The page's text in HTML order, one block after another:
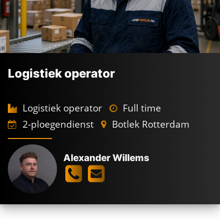
Logistiek operator
Logistiek operator
Full time
2-ploegendienst
Botlek Rotterdam
Alexander Willems